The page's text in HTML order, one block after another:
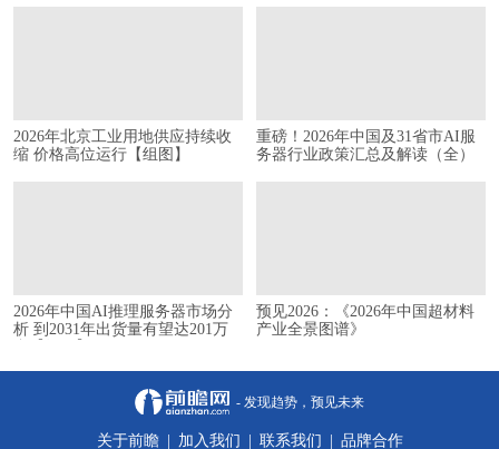
2026年北京工业用地供应持续收
缩 价格高位运行【组图】
重磅！2026年中国及31省市AI服
务器行业政策汇总及解读（全）
2026年中国AI推理服务器市场分
析 到2031年出货量有望达201万
预见2026：《2026年中国超材料
产业全景图谱》
- 发现趋势，预见未来
关于前瞻 | 加入我们 | 联系我们 | 品牌合作